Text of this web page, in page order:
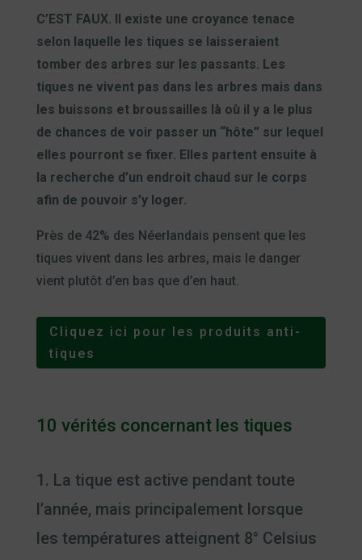
C’EST FAUX. Il existe une croyance tenace
selon laquelle les tiques se laisseraient
tomber des arbres sur les passants. Les
tiques ne vivent pas dans les arbres mais dans
les buissons et broussailles là où il y a le plus
de chances de voir passer un “hôte” sur lequel
elles pourront se fixer. Elles partent ensuite à
la recherche d’un endroit chaud sur le corps
afin de pouvoir s’y loger.
Près de 42% des Néerlandais pensent que les
tiques vivent dans les arbres, mais le danger
vient plutôt d’en bas que d’en haut.
Cliquez ici pour les produits anti-
tiques
10 vérités concernant les tiques
La tique est active pendant toute
l’année, mais principalement lorsque
les températures atteignent 8° Celsius